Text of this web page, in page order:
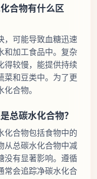
合物有什么区
，可能导致血糖迅速
和加工食品中。复杂
得较慢，能提供持续
菜和豆类中。为了更
合物。
总碳水化合物？
化合物包括食物中的
从总碳水化合物中减
没有显著影响。遵循
常会追踪净碳水化合